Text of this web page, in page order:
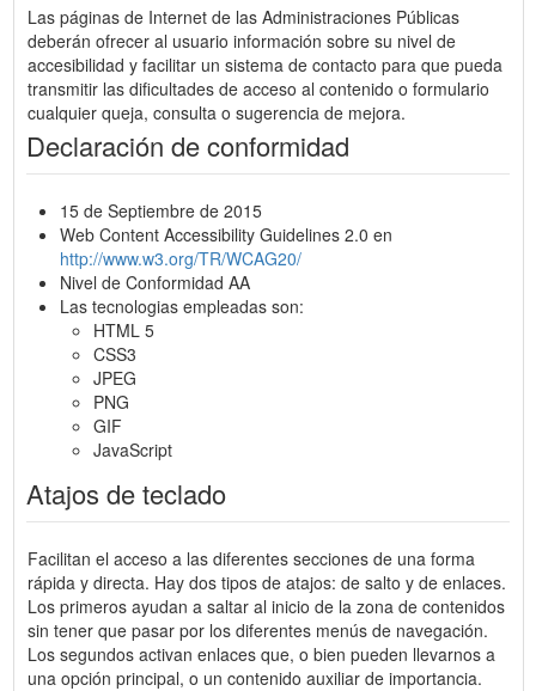
Las páginas de Internet de las Administraciones Públicas
deberán ofrecer al usuario información sobre su nivel de
accesibilidad y facilitar un sistema de contacto para que pueda
transmitir las dificultades de acceso al contenido o formulario
cualquier queja, consulta o sugerencia de mejora.
Declaración de conformidad
15 de Septiembre de 2015
Web Content Accessibility Guidelines 2.0 en
http://www.w3.org/TR/WCAG20/
Nivel de Conformidad AA
Las tecnologias empleadas son:
HTML 5
CSS3
JPEG
PNG
GIF
JavaScript
Atajos de teclado
Facilitan el acceso a las diferentes secciones de una forma
rápida y directa. Hay dos tipos de atajos: de salto y de enlaces.
Los primeros ayudan a saltar al inicio de la zona de contenidos
sin tener que pasar por los diferentes menús de navegación.
Los segundos activan enlaces que, o bien pueden llevarnos a
una opción principal, o un contenido auxiliar de importancia.